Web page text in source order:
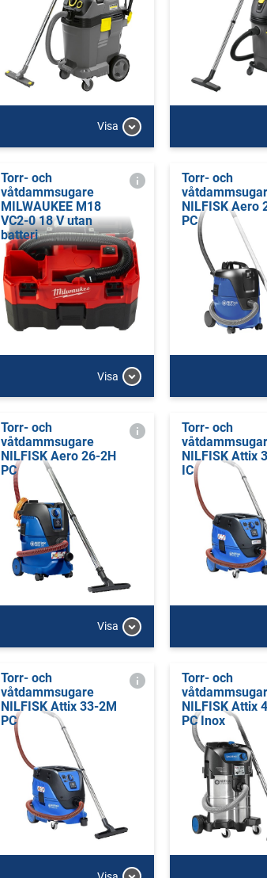
Visa
Torr- och
våtdammsugare
MILWAUKEE M18
VC2-0 18 V utan
batteri
Visa
Torr- och
NILFISK Aero
PC
Torr- och
våtdammsugare
NILFISK Aero 26-2H
PC
Visa
Torr- och
NILFISK Attix
IC
Torr- och
våtdammsugare
NILFISK Attix 33-2M
PC
Torr- och
NILFISK Attix
PC Inox